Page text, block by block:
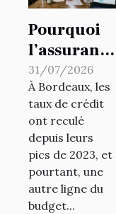
Pourquoi
l’assurance
de prêt
immobilier
inquiète
autant les
primo-
accédants
bordelais ?
31/07/2026
À Bordeaux, les
taux de crédit
ont reculé
depuis leurs
pics de 2023, et
pourtant, une
autre ligne du
budget...